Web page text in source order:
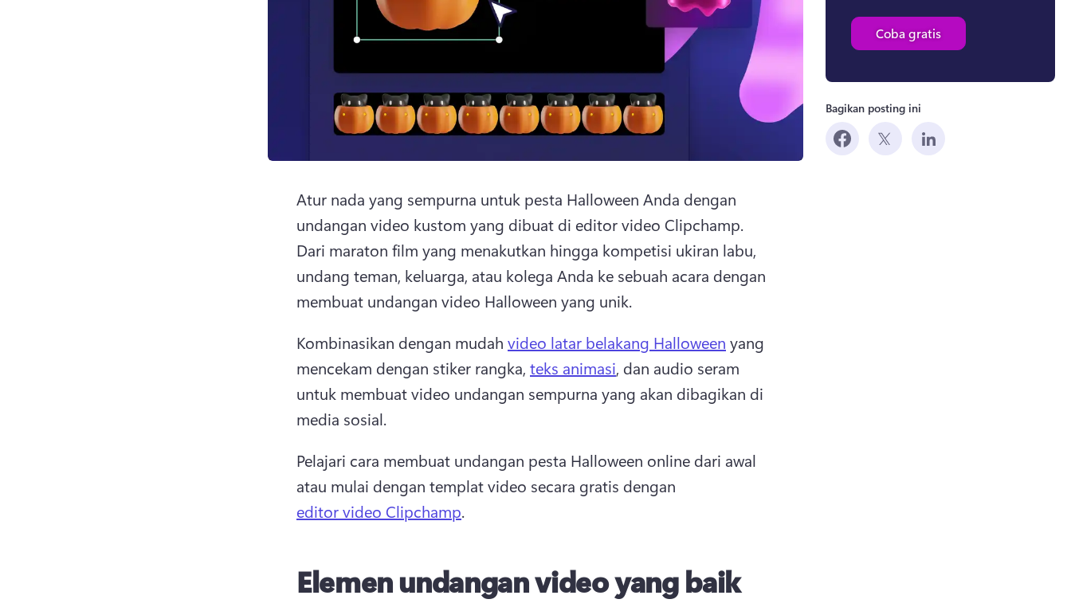
Atur nada yang sempurna untuk pesta Halloween Anda dengan
Dari maraton film yang menakutkan hingga kompetisi ukiran labu,
undang teman, keluarga, atau kolega Anda ke sebuah acara dengan
membuat undangan video Halloween yang unik.
Kombinasikan dengan mudah video latar belakang Halloween yang
mencekam dengan stiker rangka, teks animasi, dan audio seram
untuk membuat video undangan sempurna yang akan dibagikan di
media sosial.
Pelajari cara membuat undangan pesta Halloween online dari awal
atau mulai dengan templat video secara gratis dengan
editor video Clipchamp.
Elemen undangan video yang baik
Coba gratis
Bagikan posting ini